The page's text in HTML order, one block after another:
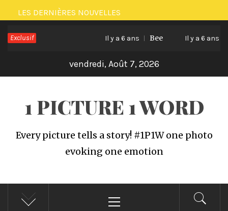
Passer
au
contenu
LES DERNIÈRES NOUVELLES
Exclusif Il y a 6 ans Bee Il y a 6 ans
vendredi, Août 7, 2026
1 PICTURE 1 WORD
Every picture tells a story! #1P1W one photo
evoking one emotion
principal